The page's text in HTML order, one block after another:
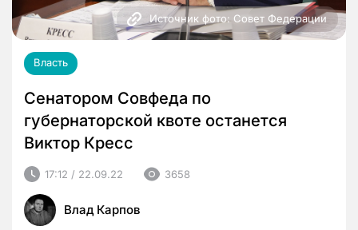
Источник фото: Совет Федерации
Власть
Сенатором Совфеда по
губернаторской квоте останется
Виктор Кресс
17:12 / 22.09.22 3658
Влад Карпов